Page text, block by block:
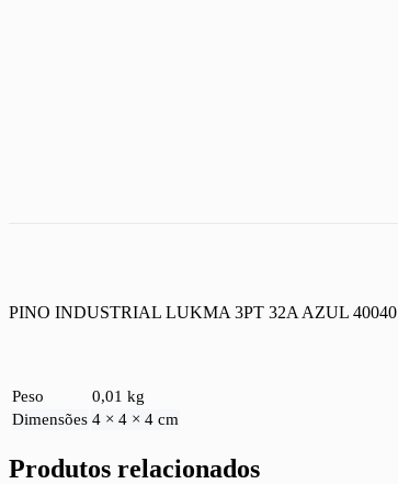
PINO INDUSTRIAL LUKMA 3PT 32A AZUL 40040
Peso
0,01 kg
Dimensões 4 × 4 × 4 cm
Produtos relacionados